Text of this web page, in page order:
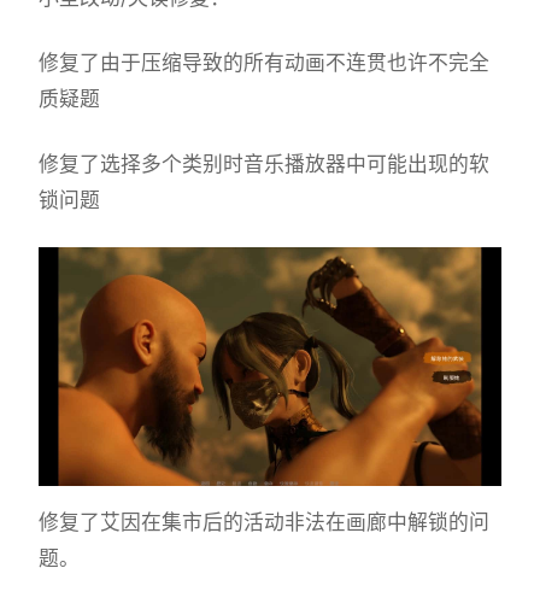
修复了由于压缩导致的所有动画不连贯也许不完全
质疑题
修复了选择多个类别时音乐播放器中可能出现的软
锁问题
修复了艾因在集市后的活动非法在画廊中解锁的问
题。